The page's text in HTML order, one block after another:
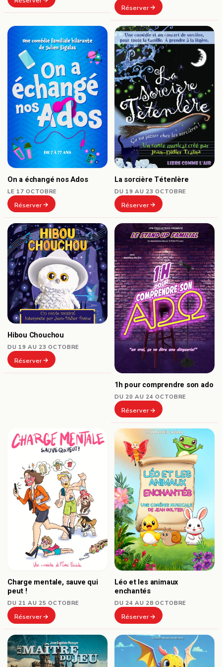
Réserver
On a échangé nos Ados
LE 17 OCTOBRE
Réserver
La sorcière Tétenlère
DU 19 AU 23 OCTOBRE
Réserver
Hibou Chouchou
DU 19 AU 23 OCTOBRE
Réserver
1h pour comprendre son ado
DU 20 AU 24 OCTOBRE
Réserver
Charge mentale, sauve qui
peut !
DU 21 AU 25 OCTOBRE
Réserver
Léo et les animaux
enchantés
DU 24 AU 28 OCTOBRE
Réserver